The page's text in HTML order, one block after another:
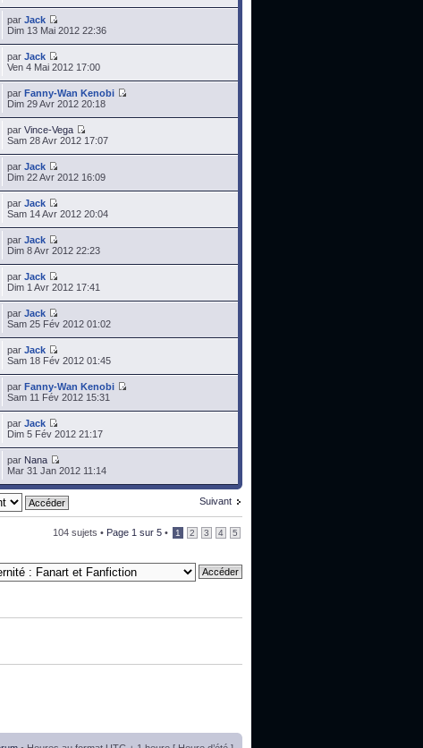
par Jack
Dim 13 Mai 2012 22:36
par Jack
Ven 4 Mai 2012 17:00
par Fanny-Wan Kenobi
Dim 29 Avr 2012 20:18
par Vince-Vega
Sam 28 Avr 2012 17:07
par Jack
Dim 22 Avr 2012 16:09
par Jack
Sam 14 Avr 2012 20:04
par Jack
Dim 8 Avr 2012 22:23
par Jack
Dim 1 Avr 2012 17:41
par Jack
Sam 25 Fév 2012 01:02
par Jack
Sam 18 Fév 2012 01:45
par Fanny-Wan Kenobi
Sam 11 Fév 2012 15:31
par Jack
Dim 5 Fév 2012 21:17
par Nana
Mar 31 Jan 2012 11:14
Suivant
104 sujets • Page 1 sur 5 • 1 2 3 4 5